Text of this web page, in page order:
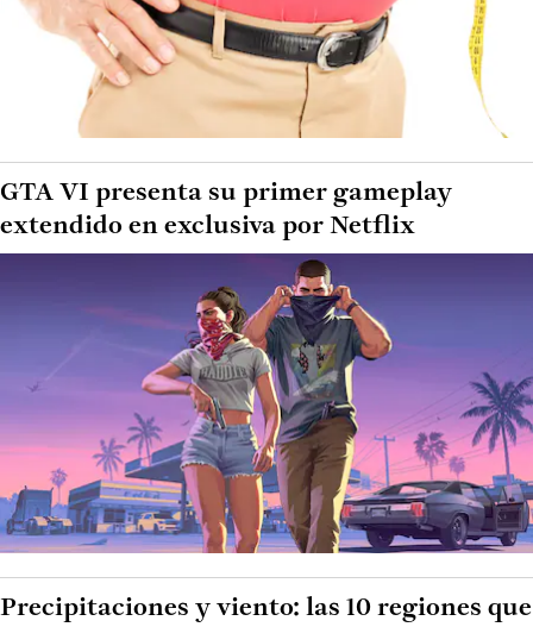
GTA VI presenta su primer gameplay
extendido en exclusiva por Netflix
Precipitaciones y viento: las 10 regiones que